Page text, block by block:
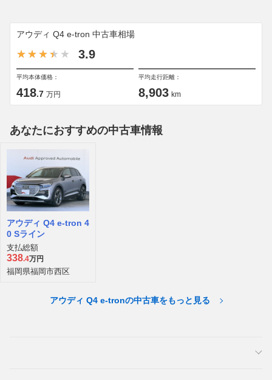
アウディ Q4 e-tron 中古車相場
3.9
平均本体価格：
418.7 万円
平均走行距離：
8,903 km
あなたにおすすめの中古車情報
アウディ Q4 e-tron 4
0 Sライン
支払総額
338.4万円
福岡県福岡市西区
アウディ Q4 e-tronの中古車をもっと見る